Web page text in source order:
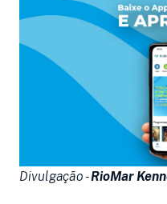
Divulgação -RioMar